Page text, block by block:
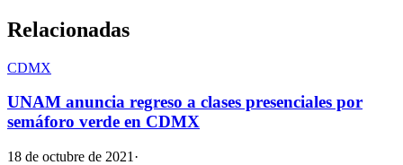
Relacionadas
CDMX
UNAM anuncia regreso a clases presenciales por
semáforo verde en CDMX
18 de octubre de 2021 ·